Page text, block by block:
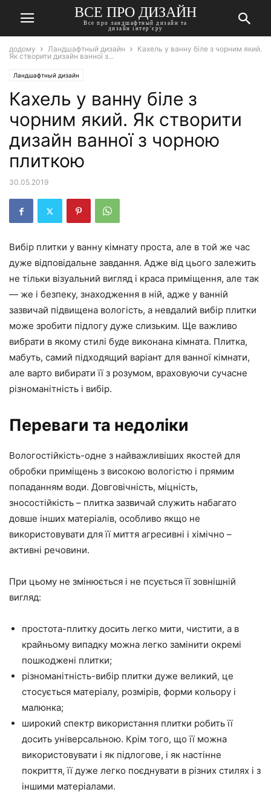
ВСЕ ПРО ДИЗАЙН
Все про ландшафтный дизайн та
дизайн інтер'єру
додому Ландшафтный дизайн
Кахель у ванну біле з чорним який.
Як створити дизайн ванної з...
Ландшафтный дизайн
Кахель у ванну біле з
чорним який. Як створити
дизайн ванної з чорною
плиткою
30.05.2019
Вибір плитки у ванну кімнату проста, але в той же час
дуже відповідальне завдання. Адже від цього залежить
не тільки візуальний вигляд і краса приміщення, але так
— же і безпеку, знаходження в ній, адже у ванній
зазвичай підвищена вологість, а невдалий вибір плитки
може зробити підлогу дуже слизьким. Ще важливо
вибрати в якому стилі буде виконана кімната. Плитка,
мабуть, самий підходящий варіант для ванної кімнати,
але варто вибирати її з розумом, враховуючи сучасне
різноманітність і вибір.
Переваги та недоліки
Вологостійкість-одне з найважливіших якостей для
обробки приміщень з високою вологістю і прямим
попаданням води. Довговічність, міцність,
зносостійкість – плитка зазвичай служить набагато
довше інших матеріалів, особливо якщо не
використовувати для її миття агресивні і хімічно –
активні речовини.
При цьому не змінюється і не псується її зовнішній
вигляд:
простота-плитку досить легко мити, чистити, а в
крайньому випадку можна легко замінити окремі
пошкоджені плитки;
різноманітність-вибір плитки дуже великий, це
стосується матеріалу, розмірів, форми кольору і
малюнка;
широкий спектр використання плитки робить її
досить універсальною. Крім того, що її можна
використовувати і як підлогове, і як настінне
покриття, її дуже легко поєднувати в різних стилях і з
іншими матеріалами.